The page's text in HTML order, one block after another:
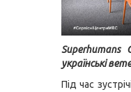
Superhumans
українські
Під час